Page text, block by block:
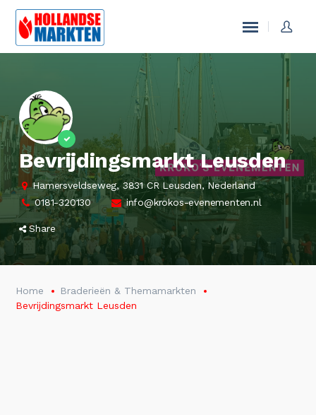
Bevrijdingsmarkt Leusden
Hamersveldseweg, 3831 CR Leusden, Nederland
0181-320130
info@krokos-evenementen.nl
Share
Home
Braderieën & Themamarkten
Bevrijdingsmarkt Leusden